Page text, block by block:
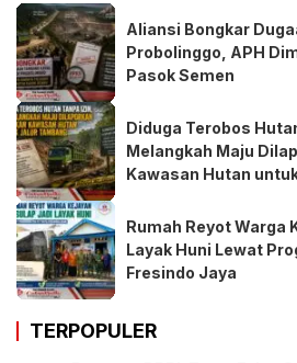
Aliansi Bongkar
Probolinggo, APH
Pasok Semen
Diduga Terobos
Melangkah Maju
Kawasan Hutan
Rumah Reyot Warga
Layak Huni Lewat
Fresindo Jaya
TERPOPULER